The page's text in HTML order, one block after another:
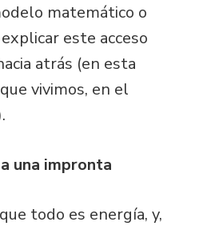
matemático o
este acceso
atrás (en esta
vivimos, en el
una impronta
todo es energía, y,